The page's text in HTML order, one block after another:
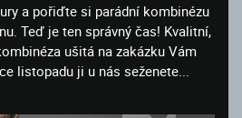
a pořiďte si parádní kombinézu
Teď je ten správný čas! Kvalitní,
ušitá na zakázku Vám
listopadu ji u nás seženete...